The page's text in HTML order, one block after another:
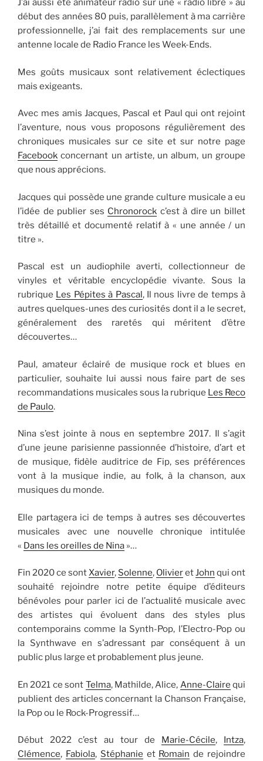
J’ai aussi été animateur radio sur une « radio libre » au
début des années 80 puis, parallèlement à ma carrière
professionnelle, j’ai fait des remplacements sur une
antenne locale de Radio France les Week-Ends.
Mes goûts musicaux sont relativement éclectiques
mais exigeants.
Avec mes amis Jacques, Pascal et Paul qui ont rejoint
l’aventure, nous vous proposons régulièrement des
chroniques musicales sur ce site et sur notre page
Facebook concernant un artiste, un album, un groupe
que nous apprécions.
Jacques qui possède une grande culture musicale a eu
l’idée de publier ses Chronorock c’est à dire un billet
très détaillé et documenté relatif à « une année / un
titre ».
Pascal est un audiophile averti, collectionneur de
vinyles et véritable encyclopédie vivante. Sous la
rubrique Les Pépites à Pascal, Il nous livre de temps à
autres quelques-unes des curiosités dont il a le secret,
généralement des raretés qui méritent d’être
découvertes…
Paul, amateur éclairé de musique rock et blues en
particulier, souhaite lui aussi nous faire part de ses
recommandations musicales sous la rubrique Les Reco
de Paulo.
Nina s’est jointe à nous en septembre 2017. Il s’agit
d’une jeune parisienne passionnée d’histoire, d’art et
de musique, fidèle auditrice de Fip, ses préférences
vont à la musique indie, au folk, à la chanson, aux
musiques du monde.
Elle partagera ici de temps à autres ses découvertes
musicales avec une nouvelle chronique intitulée
« Dans les oreilles de Nina »…
Fin 2020 ce sontXavier, Solenne, OlivieretJohn qui ont
souhaité rejoindre notre petite équipe d’éditeurs
bénévoles pour parler ici de l’actualité musicale avec
des artistes qui évoluent dans des styles plus
contemporains comme la Synth-Pop, l’Electro-Pop ou
la Synthwave en s’adressant par conséquent à un
public plus large et probablement plus jeune.
En 2021 ce sont Telma, Mathilde, Alice, Anne-Claire qui
publient des articles concernant la Chanson Française,
la Pop ou le Rock-Progressif…
Début 2022 c’est au tour de Marie-Cécile, Intza,
Clémence, Fabiola, Stéphanie et Romain de rejoindre